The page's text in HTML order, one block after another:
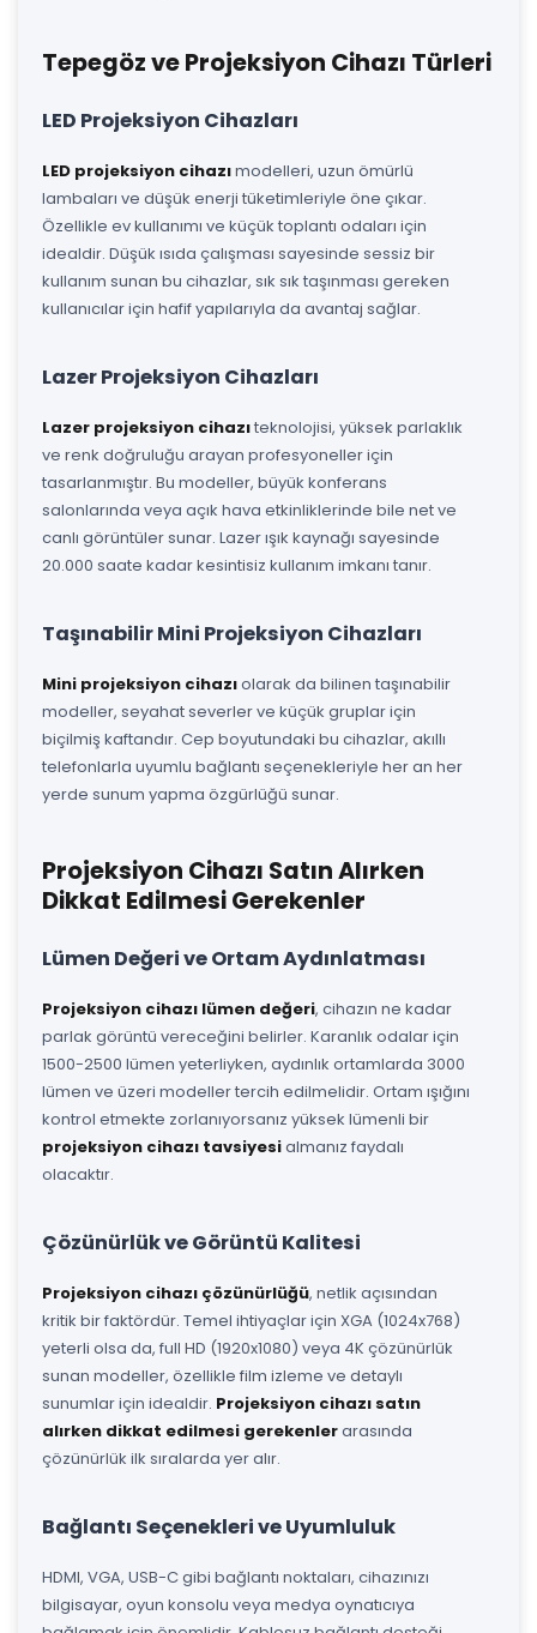
Tepegöz ve Projeksiyon Cihazı Türleri
LED Projeksiyon Cihazları
LED projeksiyon cihazımodelleri, uzun ömürlü
lambaları ve düşük enerji tüketimleriyle öne çıkar.
Özellikle ev kullanımı ve küçük toplantı odaları için
idealdir. Düşük ısıda çalışması sayesinde sessiz bir
kullanım sunan bu cihazlar, sık sık taşınması gereken
kullanıcılar için hafif yapılarıyla da avantaj sağlar.
Lazer Projeksiyon Cihazları
Lazer projeksiyon cihazıteknolojisi, yüksek parlaklık
ve renk doğruluğu arayan profesyoneller için
tasarlanmıştır. Bu modeller, büyük konferans
salonlarında veya açık hava etkinliklerinde bile net ve
canlı görüntüler sunar. Lazer ışık kaynağı sayesinde
20.000 saate kadar kesintisiz kullanım imkanı tanır.
Taşınabilir Mini Projeksiyon Cihazları
Mini projeksiyon cihazıolarak da bilinen taşınabilir
modeller, seyahat severler ve küçük gruplar için
biçilmiş kaftandır. Cep boyutundaki bu cihazlar, akıllı
telefonlarla uyumlu bağlantı seçenekleriyle her an her
yerde sunum yapma özgürlüğü sunar.
Projeksiyon Cihazı Satın Alırken
Dikkat Edilmesi Gerekenler
Lümen Değeri ve Ortam Aydınlatması
Projeksiyon cihazı lümen değeri, cihazın ne kadar
parlak görüntü vereceğini belirler. Karanlık odalar için
1500-2500 lümen yeterliyken, aydınlık ortamlarda 3000
lümen ve üzeri modeller tercih edilmelidir. Ortam ışığını
kontrol etmekte zorlanıyorsanız yüksek lümenli bir
projeksiyon cihazı tavsiyesialmanız faydalı
olacaktır.
Çözünürlük ve Görüntü Kalitesi
Projeksiyon cihazı çözünürlüğü, netlik açısından
kritik bir faktördür. Temel ihtiyaçlar için XGA (1024x768)
yeterli olsa da, full HD (1920x1080) veya 4K çözünürlük
sunan modeller, özellikle film izleme ve detaylı
sunumlar için idealdir. Projeksiyon cihazı satın
alırken dikkat edilmesi gerekenlerarasında
çözünürlük ilk sıralarda yer alır.
Bağlantı Seçenekleri ve Uyumluluk
HDMI, VGA, USB-C gibi bağlantı noktaları, cihazınızı
bilgisayar, oyun konsolu veya medya oynatıcıya